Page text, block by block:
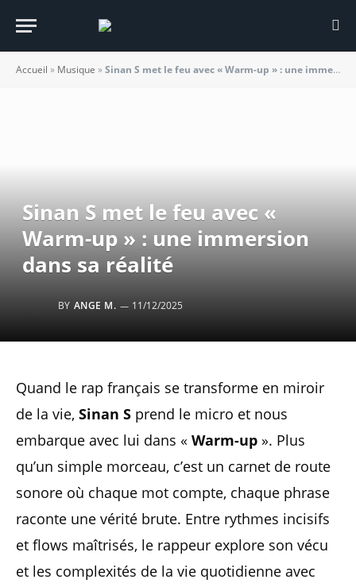
Accueil » Musique »Sinan S met le feu avec « Warm-up » : une immersion dans sa réalité
Sinan S met le feu avec «
Warm-up » : une immersion
dans sa réalité
BY ANGE M. 11/12/2025
Quand le rap français se transforme en miroir
de la vie, Sinan S prend le micro et nous
embarque avec lui dans « Warm-up ». Plus
qu’un simple morceau, c’est un carnet de route
sonore où chaque mot compte, chaque phrase
raconte une vérité brute. Entre rythmes incisifs
et flows maîtrisés, le rappeur explore son vécu
et les complexités de la vie quotidienne avec